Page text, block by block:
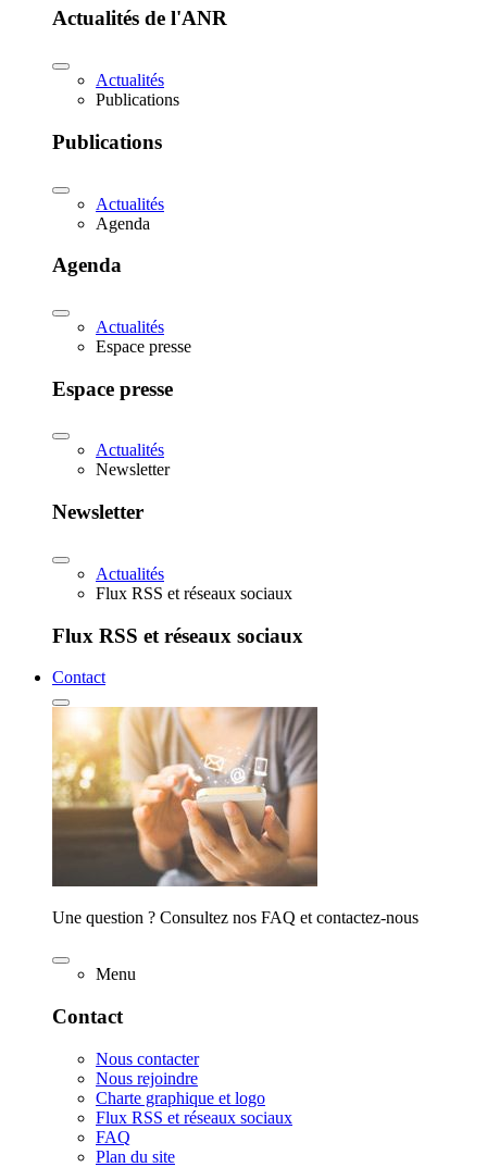
Actualités de l'ANR
Actualités
Publications
Publications
Actualités
Agenda
Agenda
Actualités
Espace presse
Espace presse
Actualités
Newsletter
Newsletter
Actualités
Flux RSS et réseaux sociaux
Flux RSS et réseaux sociaux
Contact
Une question ? Consultez nos FAQ et contactez-nous
Menu
Contact
Nous contacter
Nous rejoindre
Charte graphique et logo
Flux RSS et réseaux sociaux
FAQ
Plan du site